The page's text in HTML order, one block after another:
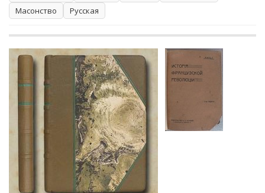
Масонство
Русская